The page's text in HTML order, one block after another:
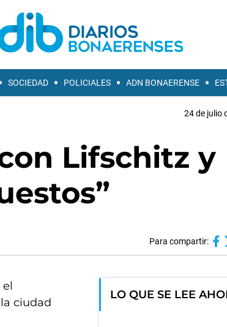
SOCIEDAD POLICIALES ADN BONAERENSE
24 de julio
Lifschitz y
Para compartir:
ciudad
LO QUE SE LEE